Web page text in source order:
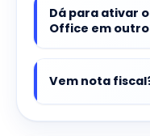
Dá para ativar
Office em
Vem nota